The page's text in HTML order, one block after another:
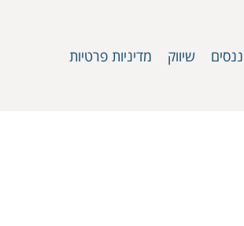
שיווק מדיניות פרטיות